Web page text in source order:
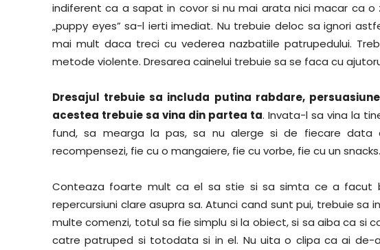
indiferent ca a sapat in covor si nu mai arata nici macar ca
„puppy eyes” sa-l ierti imediat. Nu trebuie deloc sa ignori
mai mult daca treci cu vederea nazbatiile patrupedului.
metode violente. Dresarea cainelui trebuie sa se faca cu
Dresajul trebuie sa includa putina rabdare,
acestea trebuie sa vina din partea ta. Invata-l sa vina la
fund, sa mearga la pas, sa nu alerge si de fiecare data
recompensezi, fie cu o mangaiere, fie cu vorbe, fie cu un snacks.
Conteaza foarte mult ca el sa stie si sa simta ce a facut
repercursiuni clare asupra sa. Atunci cand sunt pui, trebuie sa
multe comenzi, totul sa fie simplu si la obiect, si sa aiba ca si
catre patruped si totodata si in el. Nu uita o clipa ca ai de-